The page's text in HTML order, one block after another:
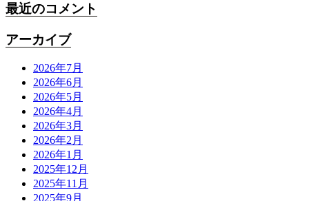
最近のコメント
アーカイブ
2026年7月
2026年6月
2026年5月
2026年4月
2026年3月
2026年2月
2026年1月
2025年12月
2025年11月
2025年9月